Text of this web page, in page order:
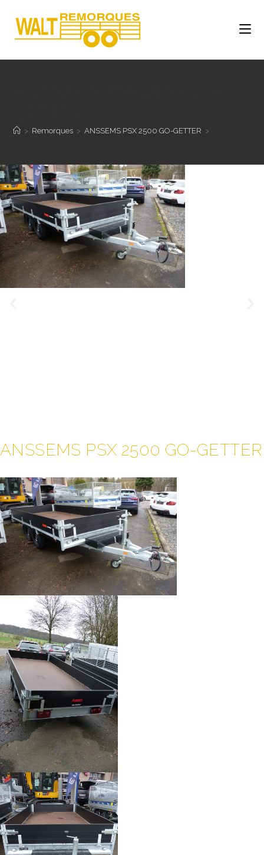
> Remorques > ANSSEMS PSX 2500 GO-GETTER >
ANSSEMS PSX 2500 GO-GETTER